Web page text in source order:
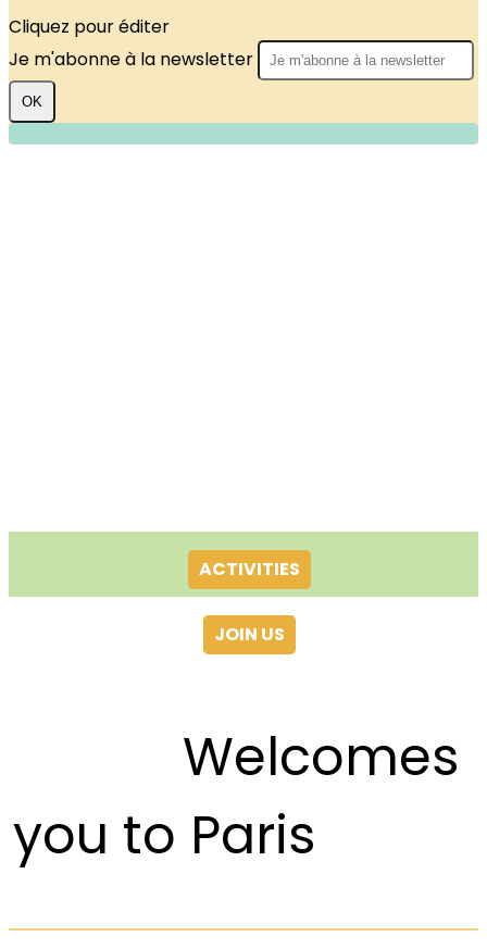
Cliquez pour éditer
Je m'abonne à la newsletter
OK
ACTIVITIES
JOIN US
Welcomes
you to Paris